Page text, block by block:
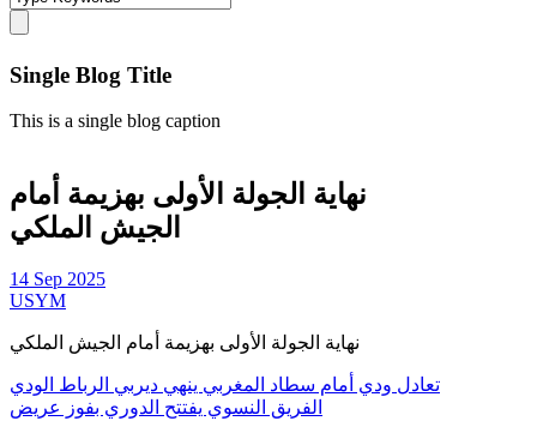
Single Blog Title
This is a single blog caption
نهاية الجولة الأولى بهزيمة أمام
الجيش الملكي
14 Sep 2025
USYM
نهاية الجولة الأولى بهزيمة أمام الجيش الملكي
تعادل ودي أمام سطاد المغربي ينهي ديربي الرباط الودي
الفريق النسوي يفتتح الدوري بفوز عريض